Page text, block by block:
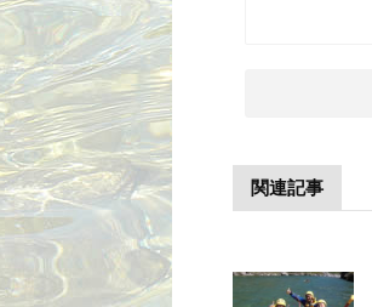
関連記事